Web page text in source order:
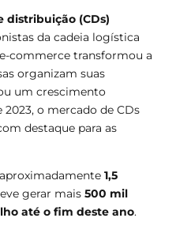
distribuição (CDs)
da cadeia logística
commerce transformou a
organizam suas
um crescimento
2023, o mercado de CDs
destaque para as
1,5
gerar mais 500 mil
até o fim deste ano.